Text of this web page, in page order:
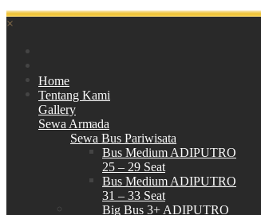
×
Home
Tentang Kami
Gallery
Sewa Armada
Sewa Bus Pariwisata
Bus Medium ADIPUTRO
25 – 29 Seat
Bus Medium ADIPUTRO
31 – 33 Seat
Big Bus 3+ ADIPUTRO